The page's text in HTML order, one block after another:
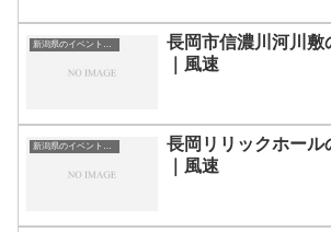
新潟県のイベント会場一覧
長岡市信濃川河川敷
｜風速
新潟県のイベント会場一覧
長岡リリックホール
｜風速